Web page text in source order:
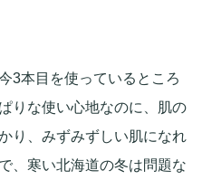
3本目を使っているところ
りな使い心地なのに、肌の
り、みずみずしい肌になれ
、寒い北海道の冬は問題な